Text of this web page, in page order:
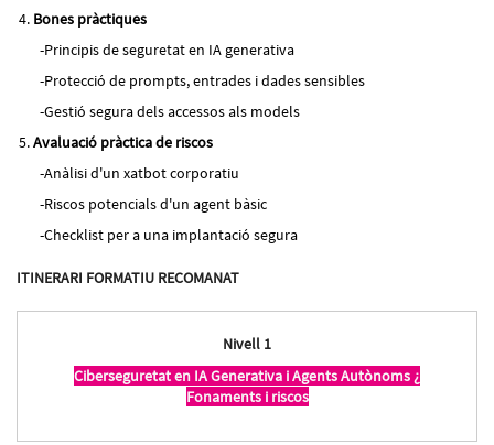
Bones pràctiques
Principis de seguretat en IA generativa
Protecció de prompts, entrades i dades sensibles
Gestió segura dels accessos als models
Avaluació pràctica de riscos
Anàlisi d'un xatbot corporatiu
Riscos potencials d'un agent bàsic
Checklist per a una implantació segura
ITINERARI FORMATIU RECOMANAT
Nivell 1
Ciberseguretat en IA Generativa i Agents Autònoms ¿
Fonaments i riscos